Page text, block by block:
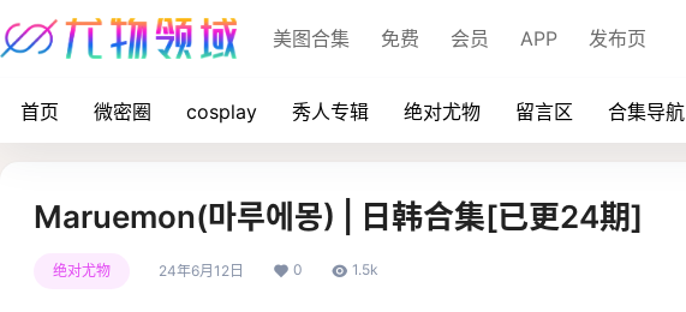
美图合集 免费 会员 APP 发布页
首页 微密圈 cosplay 秀人专辑 绝对尤物 留言区 合集导航
Maruemon(마루에몽) | 日韩合集[已更24期]
绝对尤物 24年6月12日 0 1.5k